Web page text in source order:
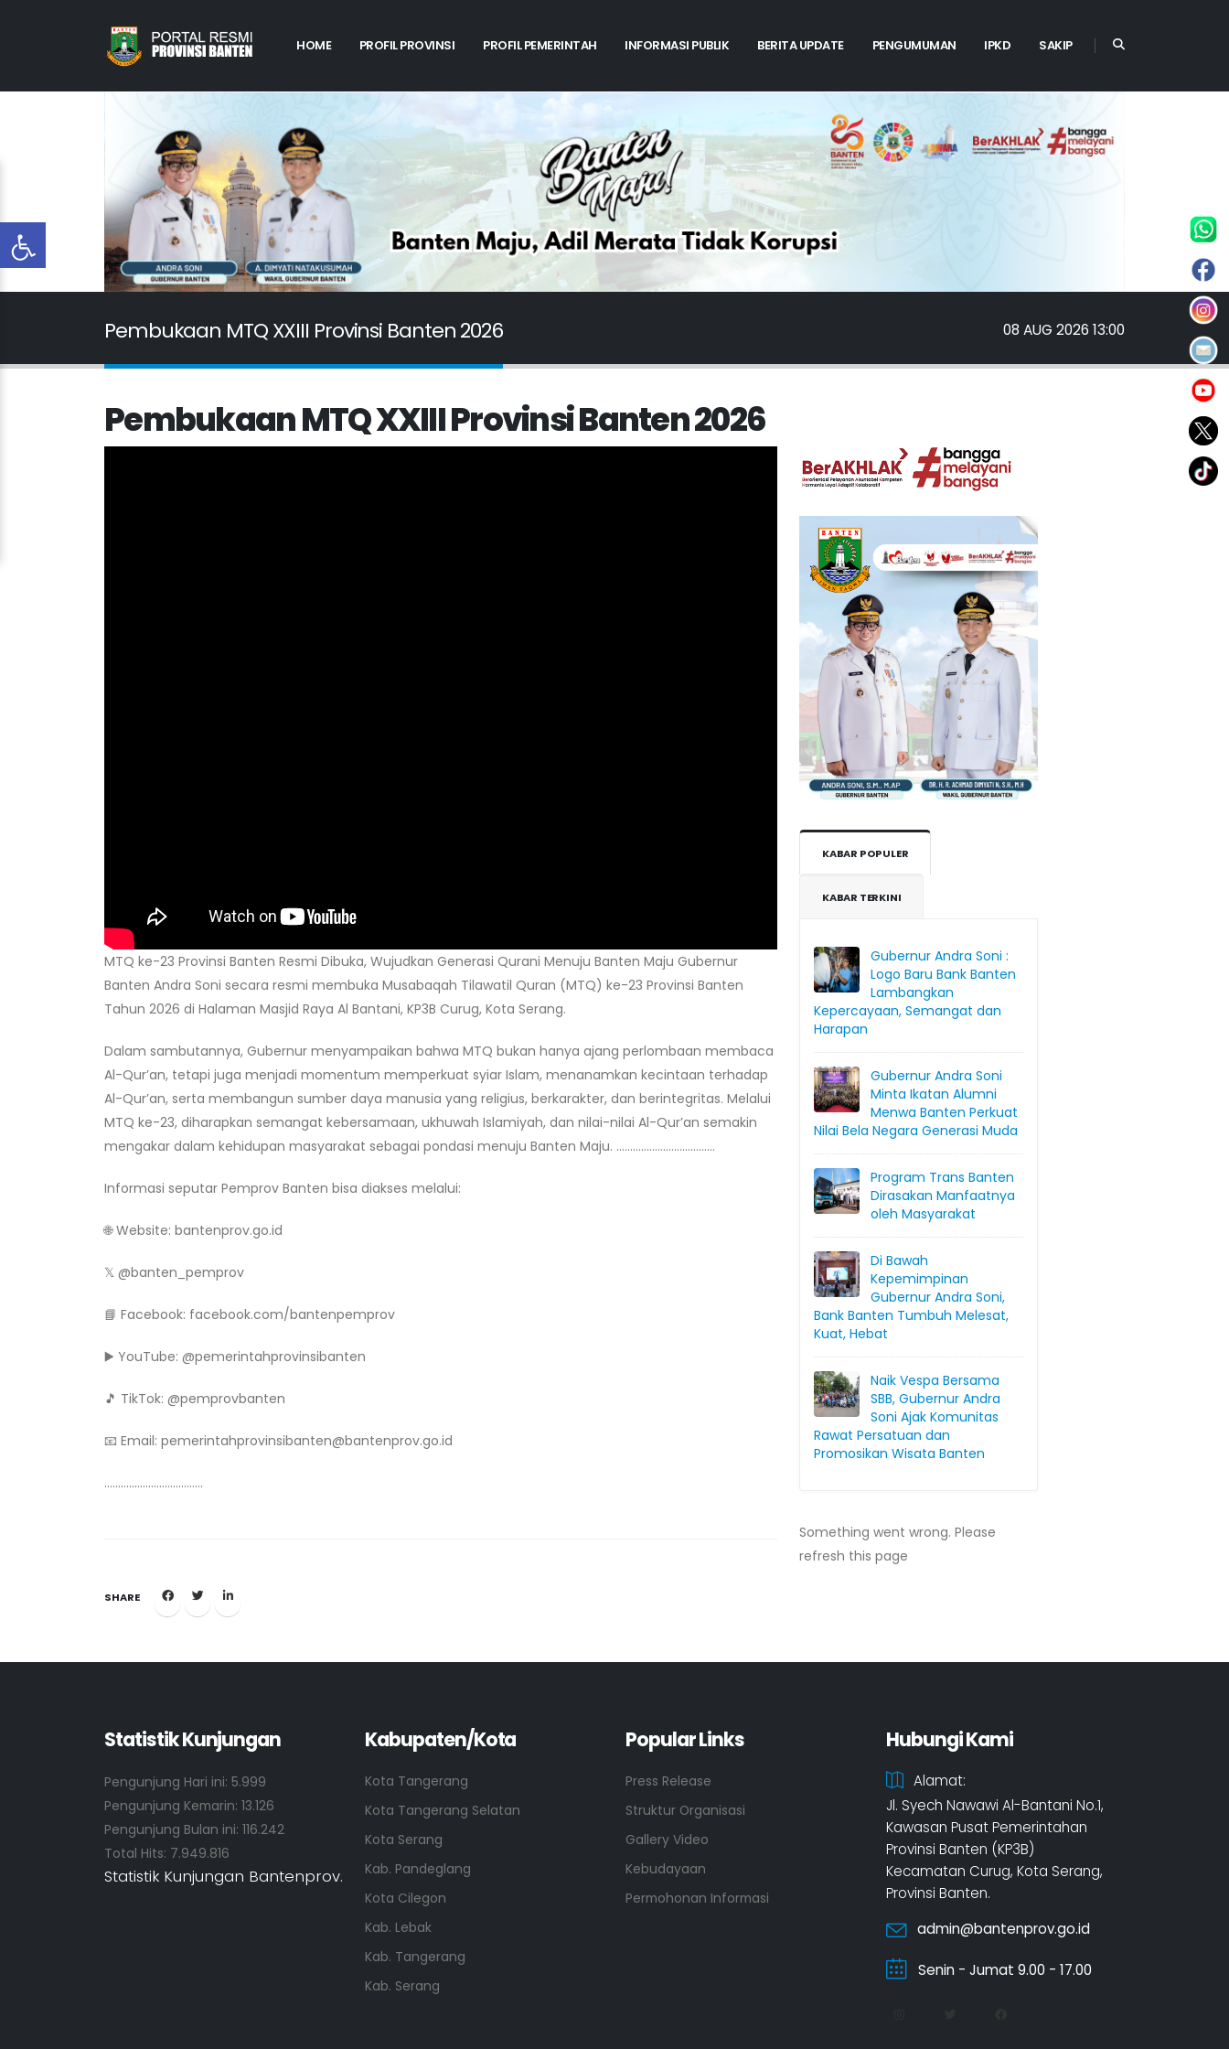
HOME PROFIL PROVINSI PROFIL PEMERINTAH INFORMASI PUBLIK BERITA UPDATE PENGUMUMAN IPKD SAKIP
Pembukaan MTQ XXIII Provinsi Banten 2026 08 AUG 2026 13:00
Pembukaan MTQ XXIII Provinsi Banten 2026
MTQ ke-23 Provinsi Banten Resmi Dibuka, Wujudkan Generasi Qurani Menuju Banten Maju Gubernur
Banten Andra Soni secara resmi membuka Musabaqah Tilawatil Quran (MTQ) ke-23 Provinsi Banten
Tahun 2026 di Halaman Masjid Raya Al Bantani, KP3B Curug, Kota Serang.
Dalam sambutannya, Gubernur menyampaikan bahwa MTQ bukan hanya ajang perlombaan membaca
Al-Qur’an, tetapi juga menjadi momentum memperkuat syiar Islam, menanamkan kecintaan terhadap
Al-Qur’an, serta membangun sumber daya manusia yang religius, berkarakter, dan berintegritas. Melalui
MTQ ke-23, diharapkan semangat kebersamaan, ukhuwah Islamiyah, dan nilai-nilai Al-Qur’an semakin
mengakar dalam kehidupan masyarakat sebagai pondasi menuju Banten Maju. ………………………………
Informasi seputar Pemprov Banten bisa diakses melalui:
🌐 Website: bantenprov.go.id
𝕏 @banten_pemprov
📘 Facebook: facebook.com/bantenpemprov
▶️ YouTube: @pemerintahprovinsibanten
🎵 TikTok: @pemprovbanten
📧 Email: pemerintahprovinsibanten@bantenprov.go.id
………………………………
SHARE
KABAR POPULER
KABAR TERKINI
Gubernur Andra Soni :
Logo Baru Bank Banten
Lambangkan
Kepercayaan, Semangat dan
Harapan
Gubernur Andra Soni
Minta Ikatan Alumni
Menwa Banten Perkuat
Nilai Bela Negara Generasi Muda
Program Trans Banten
Dirasakan Manfaatnya
oleh Masyarakat
Di Bawah
Kepemimpinan
Gubernur Andra Soni,
Bank Banten Tumbuh Melesat,
Kuat, Hebat
Naik Vespa Bersama
SBB, Gubernur Andra
Soni Ajak Komunitas
Rawat Persatuan dan
Promosikan Wisata Banten
Something went wrong. Please
refresh this page
Statistik Kunjungan
Pengunjung Hari ini: 5.999
Pengunjung Kemarin: 13.126
Pengunjung Bulan ini: 116.242
Total Hits: 7.949.816
Statistik Kunjungan Bantenprov.
Kabupaten/Kota
Kota Tangerang
Kota Tangerang Selatan
Kota Serang
Kab. Pandeglang
Kota Cilegon
Kab. Lebak
Kab. Tangerang
Kab. Serang
Popular Links
Press Release
Struktur Organisasi
Gallery Video
Kebudayaan
Permohonan Informasi
Hubungi Kami
Alamat:
Jl. Syech Nawawi Al-Bantani No.1,
Kawasan Pusat Pemerintahan
Provinsi Banten (KP3B)
Kecamatan Curug, Kota Serang,
Provinsi Banten.
admin@bantenprov.go.id
Senin - Jumat 9.00 - 17.00